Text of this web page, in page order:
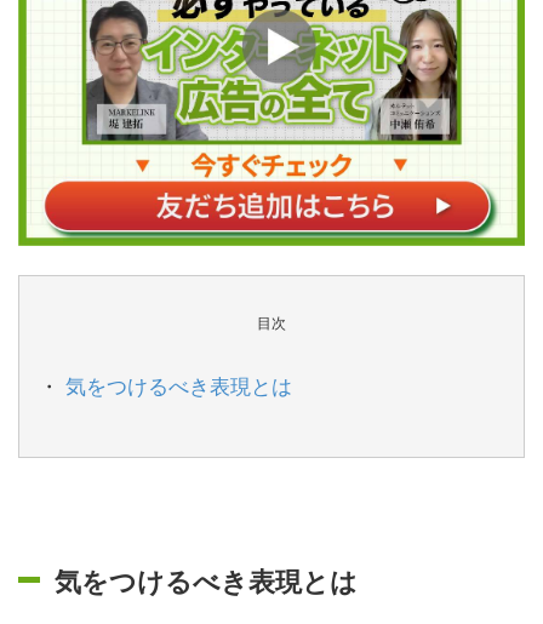
目次
気をつけるべき表現とは
気をつけるべき表現とは